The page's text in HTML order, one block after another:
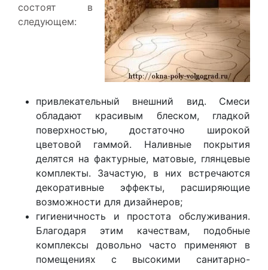
состоят в
следующем:
привлекательный внешний вид. Смеси
обладают красивым блеском, гладкой
поверхностью, достаточно широкой
цветовой гаммой. Наливные покрытия
делятся на фактурные, матовые, глянцевые
комплекты. Зачастую, в них встречаются
декоративные эффекты, расширяющие
возможности для дизайнеров;
гигиеничность и простота обслуживания.
Благодаря этим качествам, подобные
комплексы довольно часто применяют в
помещениях с высокими санитарно-